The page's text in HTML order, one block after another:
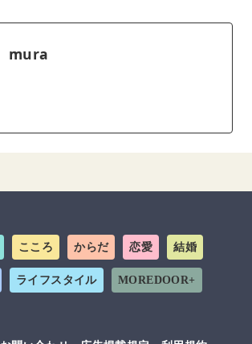
mura
こころ からだ 恋愛 結婚
ライフスタイル MOREDOOR+